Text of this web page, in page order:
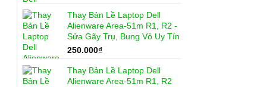
Thay Bản Lề Laptop Dell
Alienware Area-51m R1, R2 -
Sửa Gãy Trụ, Bung Vỏ Uy Tín
250.000₫
Thay Bản Lề Laptop Dell
Alienware Area-51m R1, R2